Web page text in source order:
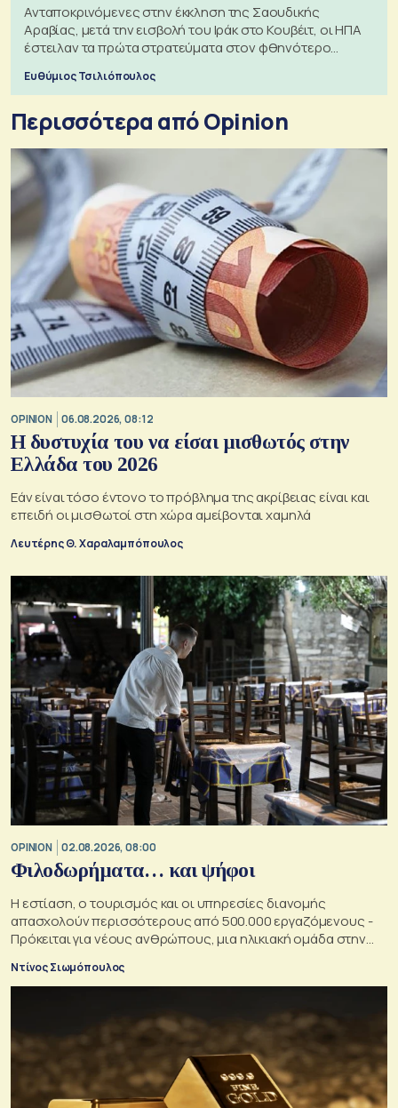
Ανταποκρινόμενες στην έκκληση της Σαουδικής
Αραβίας, μετά την εισβολή του Ιράκ στο Κουβέιτ, οι ΗΠΑ
έστειλαν τα πρώτα στρατεύματα στον φθηνότερο
Ευθύμιος Τσιλιόπουλος
Περισσότερα από Opinion
OPINION 06.08.2026, 08:12
Η δυστυχία του να είσαι μισθωτός στην
Ελλάδα του 2026
Εάν είναι τόσο έντονο το πρόβλημα της ακρίβειας είναι και
επειδή οι μισθωτοί στη χώρα αμείβονται χαμηλά
Λευτέρης Θ. Χαραλαμπόπουλος
OPINION 02.08.2026, 08:00
Φιλοδωρήματα… και ψήφοι
Η εστίαση, ο τουρισμός και οι υπηρεσίες διανομής
απασχολούν περισσότερους από 500.000 εργαζόμενους -
Πρόκειται για νέους ανθρώπους, μια ηλικιακή ομάδα στην
οποία κάθε κυβέρνηση θα ήθελε να αυξήσει την επιρροή της
Ντίνος Σιωμόπουλος